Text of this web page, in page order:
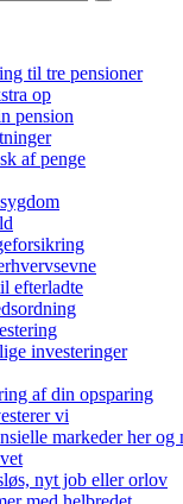
til tre pensioner
op
pension
af penge
efterladte
investeringer
af din opsparing
vi
markeder her og
nyt job eller orlov